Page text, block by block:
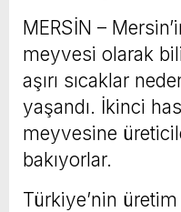
MERSİN –
meyvesi olarak
aşırı sıcaklar
yaşandı. İkinci
meyvesine
bakıyorlar.
Türkiye’nin